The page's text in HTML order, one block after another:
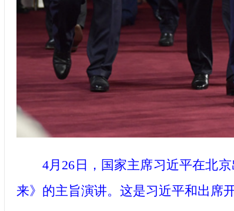
4月26日，国家主席习近平在北
来》的主旨演讲。这是习近平和出席